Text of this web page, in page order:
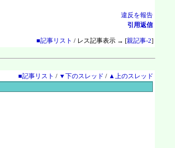
違反を報告
引用返信
■記事リスト / レス記事表示 → [親記事-2]
■記事リスト / ▼下のスレッド / ▲上のスレッド